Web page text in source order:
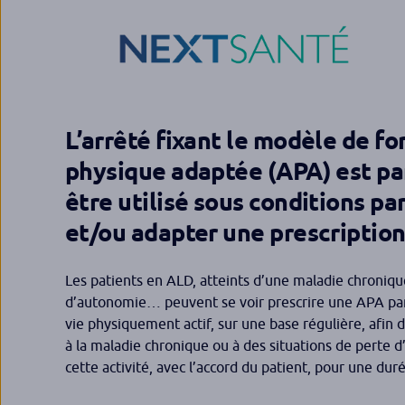
L’arrêté fixant le modèle de
physique adaptée (APA) est
être utilisé sous conditions
et/ou adapter une
Les patients en ALD, atteints d’une maladie
d’autonomie… peuvent se voir prescrire une APA
vie physiquement actif, sur une base régulière, afin
à la maladie chronique ou à des situations de perte
cette activité, avec l’accord du patient, pour une